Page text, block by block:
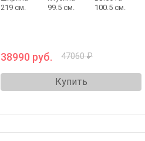
219 см.
99.5 см.
100.5 см.
38990 руб. 47060 ₽
Купить